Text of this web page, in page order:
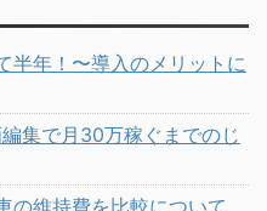
半年！〜導入のメリットに
集で月30万稼ぐまでのじ
の維持費を比較について